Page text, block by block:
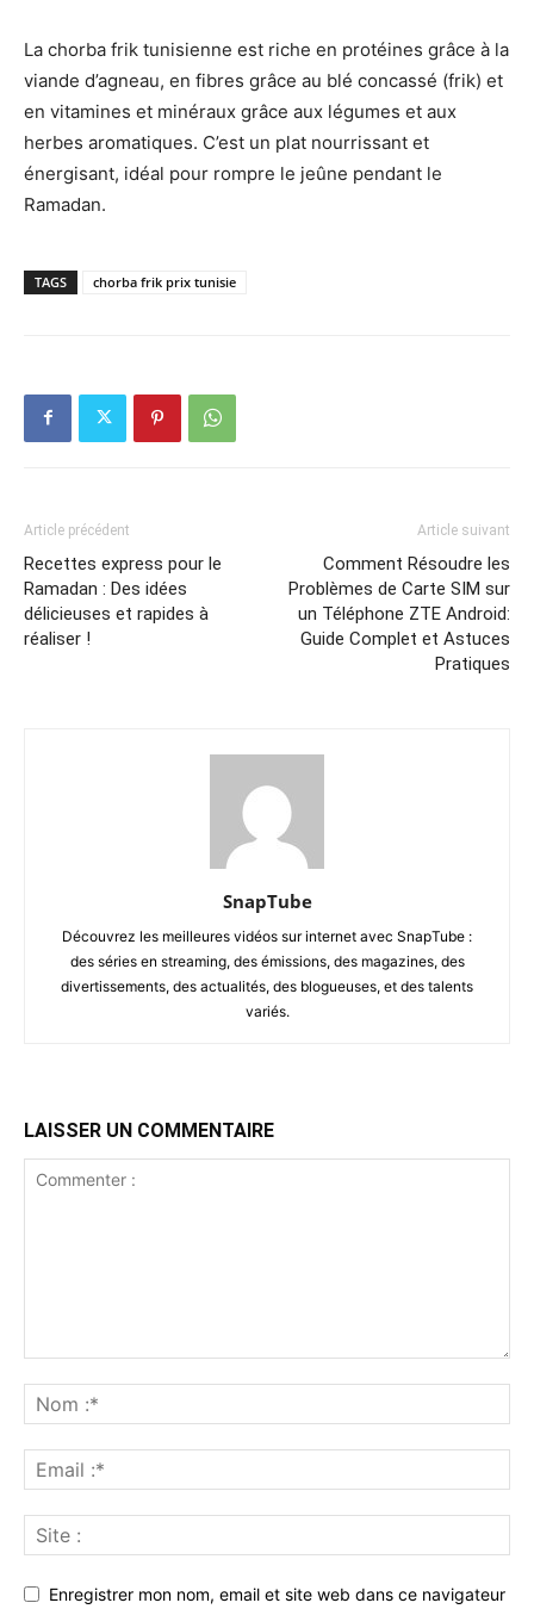
La chorba frik tunisienne est riche en protéines grâce à la
viande d’agneau, en fibres grâce au blé concassé (frik) et
en vitamines et minéraux grâce aux légumes et aux
herbes aromatiques. C’est un plat nourrissant et
énergisant, idéal pour rompre le jeûne pendant le
Ramadan.
TAGS chorba frik prix tunisie
Article précédent
Recettes express pour le
Ramadan : Des idées
délicieuses et rapides à
réaliser !
Article suivant
Comment Résoudre les
Problèmes de Carte SIM sur
un Téléphone ZTE Android:
Guide Complet et Astuces
Pratiques
SnapTube
Découvrez les meilleures vidéos sur internet avec SnapTube :
des séries en streaming, des émissions, des magazines, des
divertissements, des actualités, des blogueuses, et des talents
variés.
LAISSER UN COMMENTAIRE
Enregistrer mon nom, email et site web dans ce navigateur